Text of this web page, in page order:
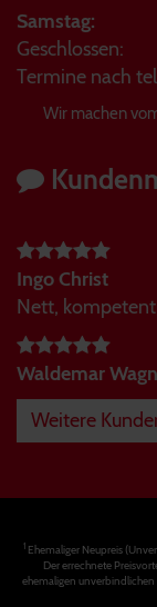
Samstag:
Geschlossen:
Termine nach
Wir machen
Ingo Christ
Nett,
Waldemar
Weitere
1Ehemaliger Neupreis
Der errechnete
ehemaligen unverbindlichen